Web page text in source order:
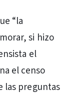
“la
si hizo
el
el censo
las preguntas